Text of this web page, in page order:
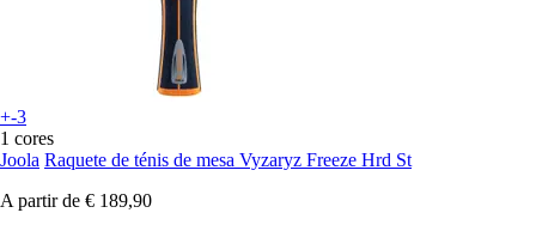
+-3
1 cores
Joola Raquete de ténis de mesa Vyzaryz Freeze Hrd St
A partir de € 189,90